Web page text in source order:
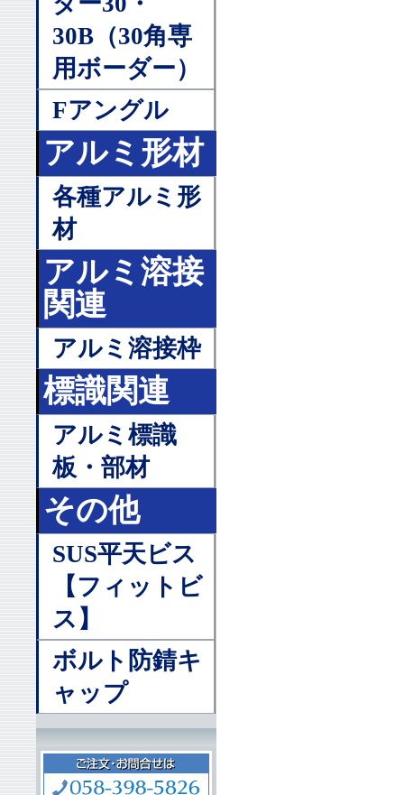
30B（30角専
用ボーダー）
Fアングル
アルミ形材
各種アルミ形
材
アルミ溶接
関連
アルミ溶接枠
標識関連
アルミ標識
板・部材
その他
SUS平天ビス
【フィットビ
ス】
ボルト防錆キ
ャップ